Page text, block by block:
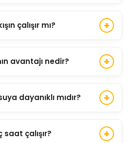
elektrik altyapısına veya
çalışır mı?
süresinin azalması
avantajı nedir?
ihtiyacı ve daha stabil
dayanıklı mıdır?
genellikle IP65 ve üzeri
ve yağmur ile dış ortam
çalışır?